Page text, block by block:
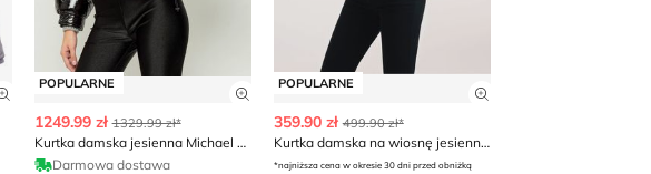
Zobacz szczegóły produktu
POPULARNE
Zobacz szczegóły produktu
1249.99 zł 1329.99 zł*
Kurtka damska jesienna Michael Kors
Darmowa dostawa
POPULARNE
Zobacz szczegóły
359.90 zł 499.90 zł*
Kurtka damska na wiosnę jesienna OCHNIK
*najniższa cena w okresie 30 dni przed obniżką